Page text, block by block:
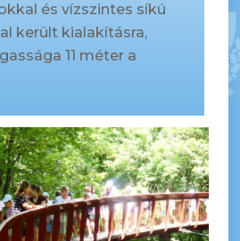
és vízszintes síkú
került kialakításra,
11 méter a